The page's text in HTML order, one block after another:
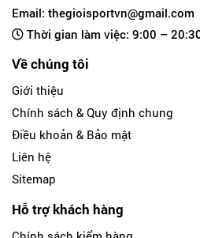
Email: thegioisportvn@gmail.com
Thời gian làm việc: 9:00 –
Về chúng tôi
Giới thiệu
Chính sách & Quy định chung
Điều khoản & Bảo mật
Liên hệ
Sitemap
Hỗ trợ khách hàng